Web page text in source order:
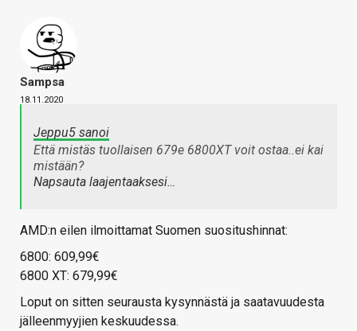
Sampsa
18.11.2020
Jeppu5 sanoi
Että mistäs tuollaisen 679e 6800XT voit ostaa..ei kai
mistään?
Napsauta laajentaaksesi…
AMD:n eilen ilmoittamat Suomen suositushinnat:
6800: 609,99€
6800 XT: 679,99€
Loput on sitten seurausta kysynnästä ja saatavuudesta
jälleenmyyjien keskuudessa.